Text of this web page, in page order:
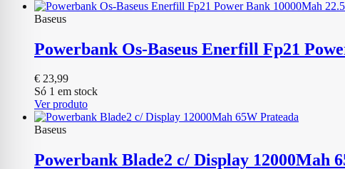
Baseus
Powerbank Os-Baseus Enerfill Fp21
€ 23,99
Só 1 em stock
Ver produto
Baseus
Powerbank Blade2 c/ Display 12000Mah